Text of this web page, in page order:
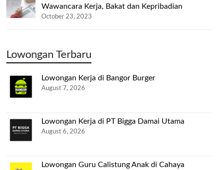
Wawancara Kerja, Bakat dan Kepribadian
October 23, 2023
Lowongan Terbaru
Lowongan Kerja di Bangor Burger
August 7, 2026
Lowongan Kerja di PT Bigga Damai Utama
August 6, 2026
Lowongan Guru Calistung Anak di Cahaya